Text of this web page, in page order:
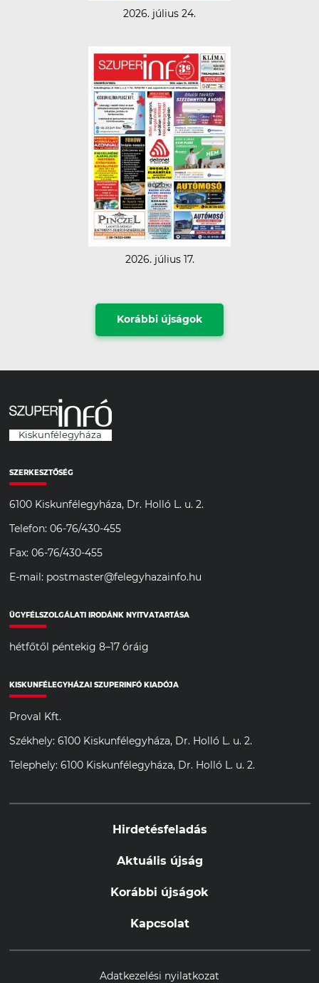
2026. július 24.
2026. július 17.
Korábbi újságok
Kiskunfélegyháza
SZERKESZTŐSÉG
6100 Kiskunfélegyháza, Dr. Holló L. u. 2.
Telefon: 06-76/430-455
Fax: 06-76/430-455
E-mail: postmaster@felegyhazainfo.hu
ÜGYFÉLSZOLGÁLATI IRODÁNK NYITVATARTÁSA
hétfőtől péntekig 8–17 óráig
KISKUNFÉLEGYHÁZAI SZUPERINFÓ KIADÓJA
Proval Kft.
Székhely: 6100 Kiskunfélegyháza, Dr. Holló L. u. 2.
Telephely: 6100 Kiskunfélegyháza, Dr. Holló L. u. 2.
Hirdetésfeladás
Aktuális újság
Korábbi újságok
Kapcsolat
Adatkezelési nyilatkozat